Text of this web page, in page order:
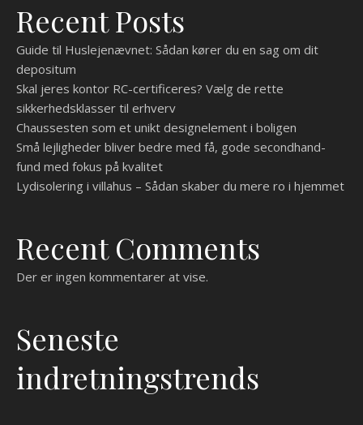
Recent Posts
Guide til Huslejenævnet: Sådan kører du en sag om dit
depositum
Skal jeres kontor RC-certificeres? Vælg de rette
sikkerhedsklasser til erhverv
Chaussesten som et unikt designelement i boligen
Små lejligheder bliver bedre med få, gode secondhand-
fund med fokus på kvalitet
Lydisolering i villahus – Sådan skaber du mere ro i hjemmet
Recent Comments
Der er ingen kommentarer at vise.
Seneste
indretningstrends